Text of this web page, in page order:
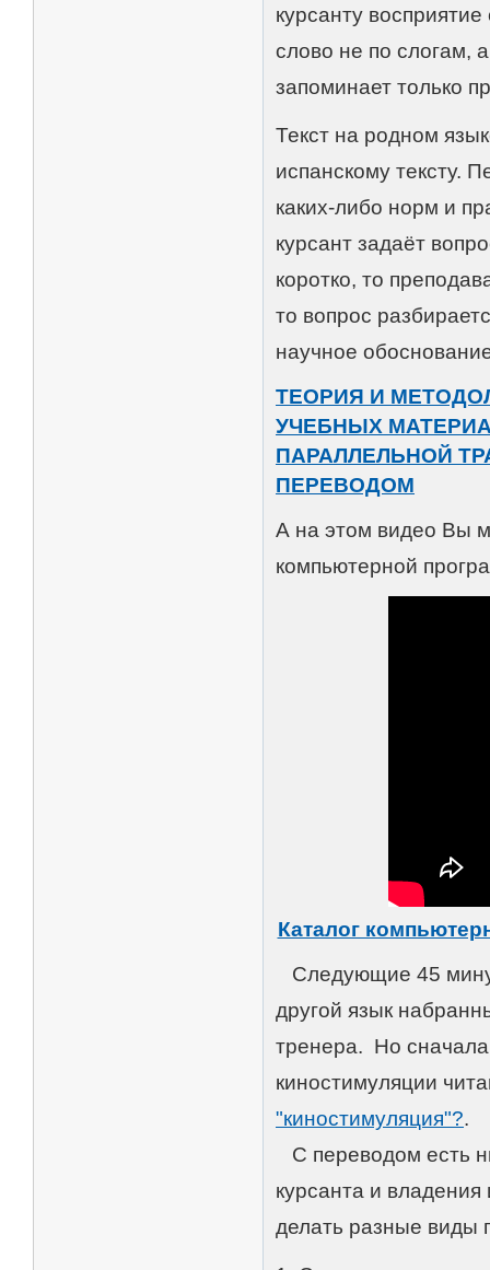
курсанту
слово не по слогам,
запоминает только
Текст на родном
испанскому тексту.
каких-либо норм и
курсант задаёт
коротко, то
то вопрос
научное
ТЕОРИЯ И
УЧЕБНЫХ
ПАРАЛЛЕЛЬНОЙ
ПЕРЕВОДОМ
А на этом видео Вы
компьютерной
Каталог
Следующие 45
другой язык
тренера. Но
киностимуляции
"киностимуляция"?.
С переводом есть
курсанта и
делать разные виды